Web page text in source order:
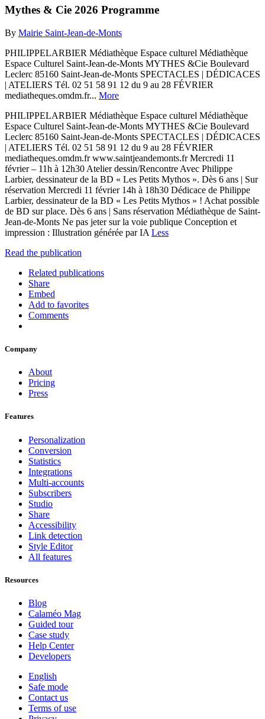
Mythes & Cie 2026 Programme
By Mairie Saint-Jean-de-Monts
PHILIPPELARBIER Médiathèque Espace culturel Médiathèque
Espace Culturel Saint-Jean-de-Monts MYTHES &Cie Boulevard
Leclerc 85160 Saint-Jean-de-Monts SPECTACLES | DÉDICACES
| ATELIERS Tél. 02 51 58 91 12 du 9 au 28 FÉVRIER
mediatheques.omdm.fr... More
PHILIPPELARBIER Médiathèque Espace culturel Médiathèque
Espace Culturel Saint-Jean-de-Monts MYTHES &Cie Boulevard
Leclerc 85160 Saint-Jean-de-Monts SPECTACLES | DÉDICACES
| ATELIERS Tél. 02 51 58 91 12 du 9 au 28 FÉVRIER
mediatheques.omdm.fr www.saintjeandemonts.fr Mercredi 11
février – 11h à 12h30 Atelier dessin/Rencontre Avec Philippe
Larbier, dessinateur de la BD « Les Petits Mythos ». Dès 6 ans | Sur
réservation Mercredi 11 février 14h à 18h30 Dédicace de Philippe
Larbier, dessinateur de la BD « Les Petits Mythos » ! Achat possible
de BD sur place. Dès 6 ans | Sans réservation Médiathèque de Saint-
Jean-de-Monts Ne pas jeter sur la voie publique Conception et
impression : Illustration générée par IA Less
Read the publication
Related publications
Share
Embed
Add to favorites
Comments
Company
About
Pricing
Press
Features
Personalization
Conversion
Statistics
Integrations
Multi-accounts
Subscribers
Studio
Share
Accessibility
Link detection
Style Editor
All features
Resources
Blog
Calaméo Mag
Guided tour
Case study
Help Center
Developers
English
Safe mode
Contact us
Terms of use